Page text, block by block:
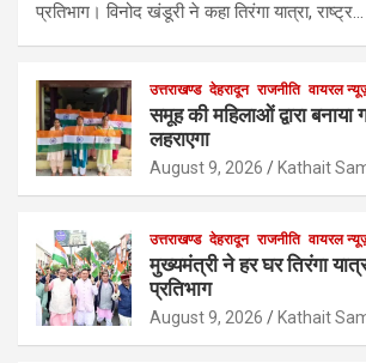
प्रतिभाग। विनोद खंडूरी ने कहा तिरंगा यात्रा, राष्ट्र…
उत्तराखण्ड देहरादून राजनीति वायरल
समूह की महिलाओं द्वारा बनाया
लहराएगा
August 9, 2026 Kathait
उत्तराखण्ड देहरादून राजनीति वायरल
मुख्यमंत्री ने हर घर तिरंगा
प्रतिभाग
August 9, 2026 Kathait